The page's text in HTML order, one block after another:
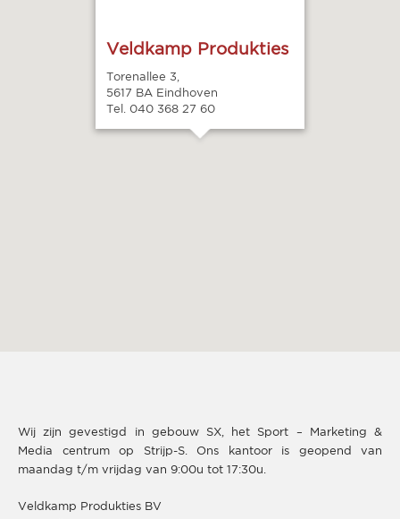
Veldkamp Produkties
Torenallee 3,
5617 BA Eindhoven
Tel. 040 368 27 60
Wij zijn gevestigd in gebouw SX, het Sport – Marketing &
Media centrum op Strijp-S. Ons kantoor is geopend van
maandag t/m vrijdag van 9:00u tot 17:30u.
Veldkamp Produkties BV